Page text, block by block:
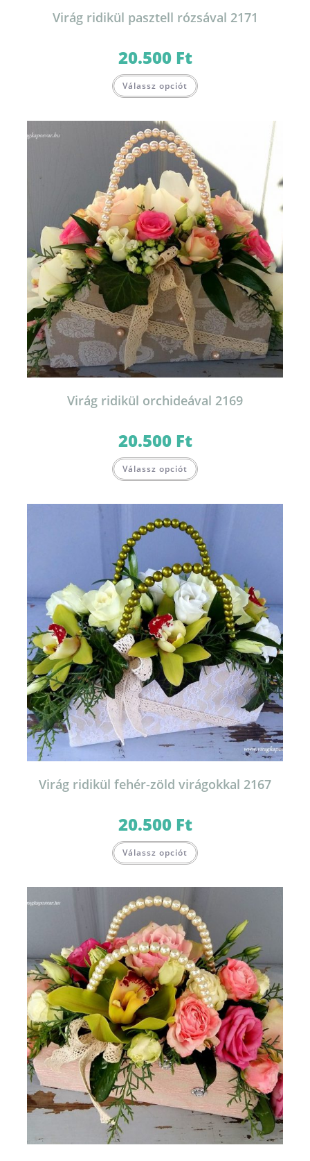
Virág ridikül pasztell rózsával 2171
20.500 Ft
Válassz opciót
Virág ridikül orchideával 2169
20.500 Ft
Válassz opciót
Virág ridikül fehér-zöld virágokkal 2167
20.500 Ft
Válassz opciót